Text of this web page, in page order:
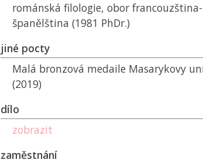
románská filologie, obor
španělština (1981 PhDr.)
jiné pocty
Malá bronzová medaile Masarykovy
(2019)
dílo
zobrazit
zaměstnání